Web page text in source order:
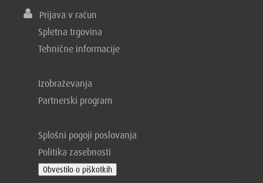
Prijava v račun
Spletna trgovina
Tehnične informacije
Izobraževanja
Partnerski program
Splošni pogoji poslovanja
Politika zasebnosti
Obvestilo o piškotkih